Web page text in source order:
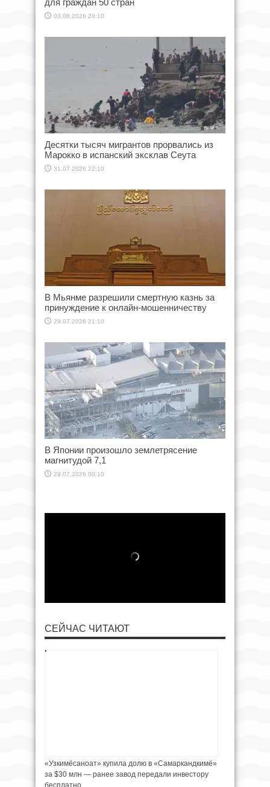
для граждан 50 стран
03.08.2026 20:10
Десятки тысяч мигрантов прорвались из
Марокко в испанский эксклав Сеута
31.07.2026 22:10
В Мьянме разрешили смертную казнь за
принуждение к онлайн-мошенничеству
29.07.2026 21:10
В Японии произошло землетрясение
магнитудой 7,1
29.07.2026 00:10
СЕЙЧАС ЧИТАЮТ
«Узкимёсаноат» купила долю в «Самаркандкимё»
за $30 млн — ранее завод передали инвестору
бесплатно